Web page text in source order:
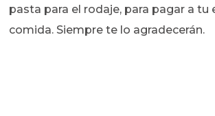
pasta para el rodaje, para pagar a tu
comida. Siempre te lo agradecerán.